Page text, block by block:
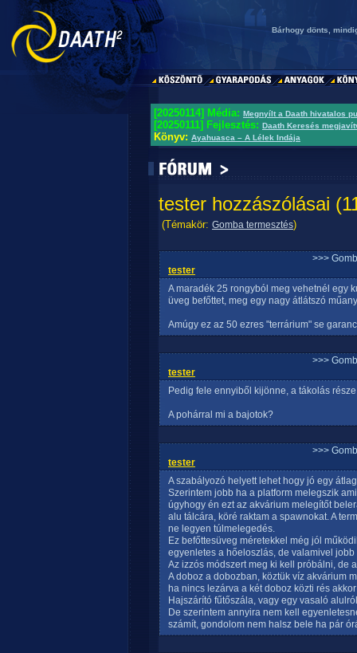
Bárhogy dönts,
[20250114] Média: Megnyílt a Daath hivatalos
[20250111] Fejlesztés: Daath Keresés
Könyv: Ayahuasca – A Lélek Indája
tester hozzászólásai
(Témakör: Gomba termesztés)
>>>
tester
A maradék 25 rongyból meg vehetnél egy
üveg befőttet, meg egy nagy átlátszó
Amúgy ez az 50 ezres "terrárium" se
>>>
tester
Pedig fele ennyiből kijönne, a tákolás
A pohárral mi a bajotok?
>>>
tester
A szabályozó helyett lehet hogy jó egy
Szerintem jobb ha a platform melegszik
úgyhogy én ezt az akvárium melegítőt
alu tálcára, köré raktam a spawnokat. A
ne legyen túlmelegedés.
Ez befőttesüveg méretekkel még jól
egyenletes a hőeloszlás, de valamivel
Az izzós módszert meg ki kell próbálni, de
A doboz a dobozban, köztük víz akvárium
ha nincs lezárva a két doboz közti rés
Hajszárító fűtőszála, vagy egy vasaló
De szerintem annyira nem kell
számít, gondolom nem halsz bele ha pár